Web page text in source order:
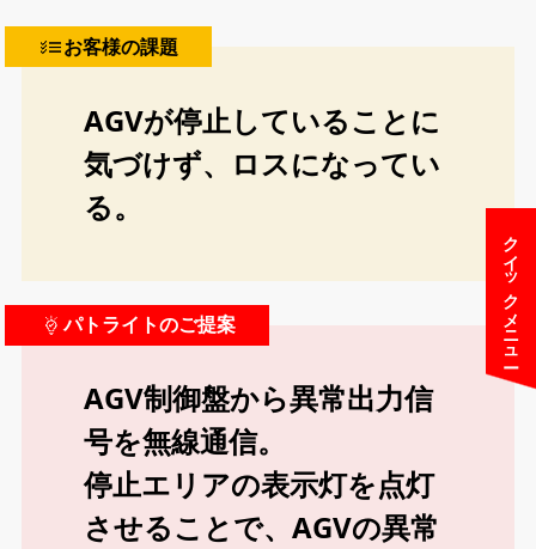
クイックメニュー
お客様の課題
AGVが停止していることに
気づけず、ロスになってい
る。
パトライトのご提案
AGV制御盤から異常出力信
号を無線通信。
停止エリアの表示灯を点灯
させることで、AGVの異常